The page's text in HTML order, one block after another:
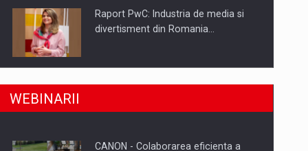
compania intr-o tranzactie de peste 25…
Raport PwC: Industria de media si
divertisment din Romania…
Ce nu stiu Directorii de HR despre
WEBINARII
CANON - Colaborarea eficienta a